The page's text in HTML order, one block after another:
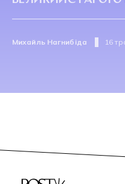
Михайль Нагнибіда 16